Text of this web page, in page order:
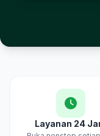
Layanan 24